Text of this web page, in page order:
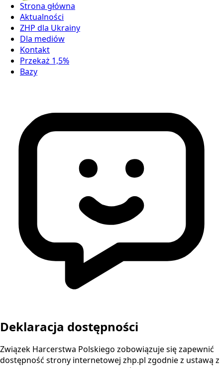
Strona główna
Aktualności
ZHP dla Ukrainy
Dla mediów
Kontakt
Przekaż 1,5%
Bazy
Deklaracja dostępności
Związek Harcerstwa Polskiego zobowiązuje się zapewnić
dostępność strony internetowej zhp.pl zgodnie z ustawą z